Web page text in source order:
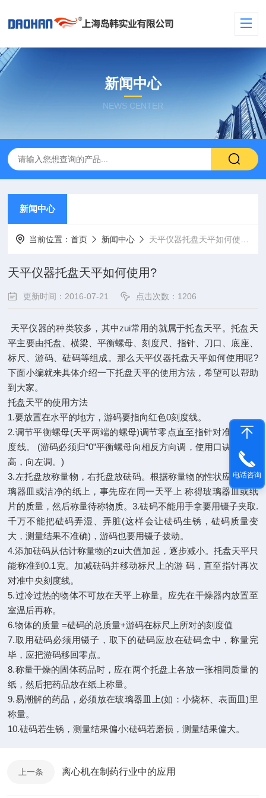
新闻中心
NEWS CENTER
新闻中心
当前位置：首页 新闻中心 天平仪器托盘天平如何使用?
天平仪器托盘天平如何使用?
更新时间：2016-07-21 点击次数：1206
天平仪器的种类较多，其中zui常用的就属于托盘天平。托盘天
平主要由托盘、横梁、平衡螺母、刻度尺、指针、刀口、底座、
标尺、游码、砝码等组成。那么天平仪器托盘天平如何使用呢?
下面小编就来具体介绍一下托盘天平的使用方法，希望可以帮助
到大家。
托盘天平的使用方法
1.要放置在水平的地方，游码要指向红色0刻度线。
2.调节平衡螺母(天平两端的螺母)调节零点直至指针对准中央刻
度线。 (游码必须归“0”平衡螺母向相反方向调，使用口诀：左端
高，向左调。)
3.左托盘放称量物，右托盘放砝码。根据称量物的性状应放在玻
璃器皿或洁净的纸上，事先应在同一天平上 称得玻璃器皿或纸
片的质量，然后称量待称物质。3.砝码不能用手拿要用镊子夹取.
千万不能把砝码弄湿、弄脏(这样会让砝码生锈，砝码质量变
大，测量结果不准确)，游码也要用镊子拨动。
4.添加砝码从估计称量物的zui大值加起，逐步减小。托盘天平只
能称准到0.1克。加减砝码并移动标尺上的游 码，直至指针再次
对准中央刻度线。
5.过冷过热的物体不可放在天平上称量。应先在干燥器内放置至
室温后再称。
6.物体的质量 =砝码的总质量+游码在标尺上所对的刻度值
7.取用砝码必须用镊子，取下的砝码应放在砝码盒中，称量完
毕，应把游码移回零点。
8.称量干燥的固体药品时，应在两个托盘上各放一张相同质量的
纸，然后把药品放在纸上称量。
9.易潮解的药品，必须放在玻璃器皿上(如：小烧杯、表面皿)里
称量。
10.砝码若生锈，测量结果偏小;砝码若磨损，测量结果偏大。
上一条 离心机在制药行业中的应用
电话咨询